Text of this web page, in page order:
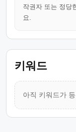
작권자 또는 정당
요.
키워드
아직 키워드가